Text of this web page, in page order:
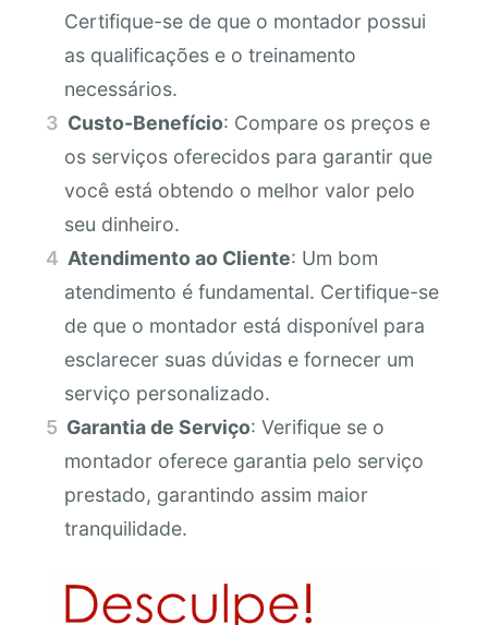
Certifique-se de que o montador possui
as qualificações e o treinamento
necessários.
Custo-Benefício: Compare os preços e
os serviços oferecidos para garantir que
você está obtendo o melhor valor pelo
seu dinheiro.
Atendimento ao Cliente: Um bom
atendimento é fundamental. Certifique-se
de que o montador está disponível para
esclarecer suas dúvidas e fornecer um
serviço personalizado.
Garantia de Serviço: Verifique se o
montador oferece garantia pelo serviço
prestado, garantindo assim maior
tranquilidade.